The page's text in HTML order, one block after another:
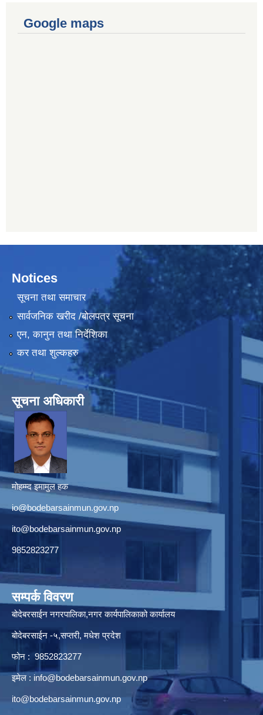
Google maps
Notices
सूचना तथा समाचार
सार्वजनिक खरीद /बोलपत्र सूचना
एन, कानुन तथा निर्देशिका
कर तथा शुल्कहरु
सूचना अधिकारी
मोहम्म्द इमामुल हक
io@bodebarsainmun.gov.np
ito@bodebarsainmun.gov.np
9852823277
सम्पर्क विवरण
बोदेबरसाईन नगरपालिका,नगर कार्यपालिकाको कार्यालय
बोदेबरसाईन -५,सप्तरी, मधेश प्रदेश
फोन : 9852823277
इमेल : info@bodebarsainmun.gov.np
ito@bodebarsainmun.gov.np